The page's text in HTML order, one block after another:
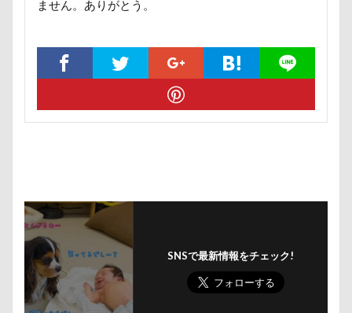
ません。ありがとう。
SNSで最新情報をチェック!
ミレちゃん
ミルキーちゃん
ミラーレス一眼レフ
ミラちゃん
ミックス犬
マンスリーフォト
ラランくん
ララちゃん
ラディちゃん
ラテくん
モネちゃん
ライムちゃん
ライムくん
ライクくん
ヨーゼフくん
ヨギボー
ユニオンジャックポロ